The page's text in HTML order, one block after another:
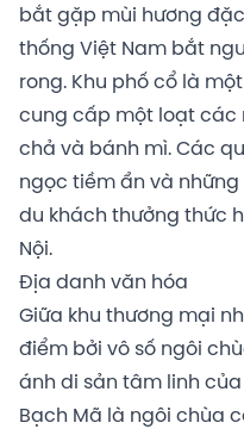
bắt gặp mùi hương
thống Việt Nam bắt
rong. Khu phố cổ là
cung cấp một loạt các
chả và bánh mì. Các
ngọc tiềm ẩn và
du khách thưởng thức
Nội.
Địa danh văn hóa
Giữa khu thương mại
điểm bởi vô số ngôi
ánh di sản tâm linh
Bạch Mã là ngôi chùa